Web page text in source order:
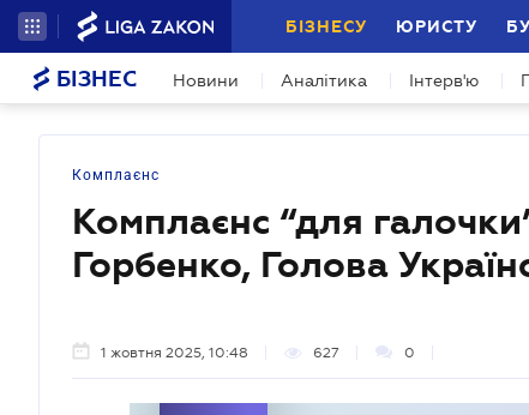
БІЗНЕСУ ЮРИСТУ
БІЗНЕС Новини Аналітика Інтерв'ю
Комплаєнс
Комплаєнс “для
Горбенко, Голова
1 жовтня 2025, 10:48 627 0